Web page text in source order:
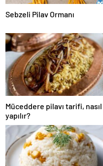
Sebzeli Pilav Ormanı
Müceddere pilavı tarifi, nasıl
yapılır?